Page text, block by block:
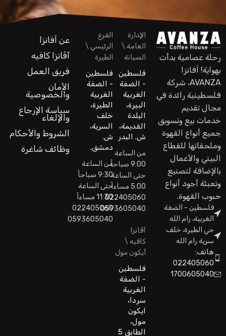
رحلة عصامية بدأت
بهواية! اَفانزا
AVANZA، شركة
فلسطينية رائدة في
مجال تقديم
خدمات بيع وتسويق
جميع أنواع القهوة
وملحقاتها للقطاع
البيتي والأعمال
بالإضافة لتصنيع
وتعبئة أجود أنواع
حبوب القهوة.
فلسطين - الضفة
الغربية، رام الله
حي الطيرة، خلف
سرية رام الله
هاتف:
022405060
1700605040
الإدارة
العامة \
الصيانة
فلسطين
- الضفة
الغربية
البيرة،
البلدة
القديمة،
ش. البدر
من الساعة
9:00 صباحاً
حتى الساعة
5:00 مساءاً
022405060
0593605040
الفرع
الرئيسي \
الطيرة
فلسطين
- الضفة
الغربية
الطيرة،
خلف
السرية،
ش.
دمشق.
من الساعة
9:30 صباحاً
حتى الساعة
11:30 مساءاً
022405060
0593605040
آڤانزا
كافيه \
أيكون مول
فلسطين
- الضفة
الغربية
سردا،
ايكون
مول،
الطابق 5
عن اَفانزا
آڤانزا كافيه
فريق العمل
الأمان
والخصوصية
سياسة الإرجاع
والإلغاء
الشروط والأحكام
وظائف شاغرة